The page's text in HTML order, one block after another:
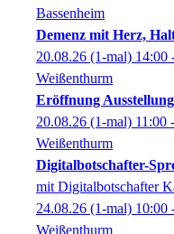
Bassenheim
Demenz mit Herz,
20.08.26 (1-mal) 14:00
Weißenthurm
Eröffnung
20.08.26 (1-mal) 11:00
Weißenthurm
Digitalbotschafter-
mit Digitalbotschafter
24.08.26 (1-mal) 10:00
Weißenthurm